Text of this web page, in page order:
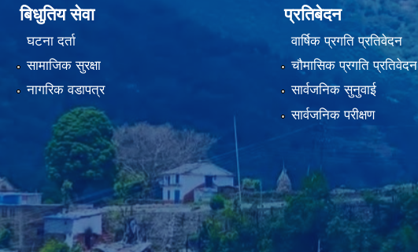
बिधुतिय सेवा
घटना दर्ता
सामाजिक सुरक्षा
नागरिक वडापत्र
प्रतिबेदन
वार्षिक प्रगति प्रतिवेदन
चौमासिक प्रगति प्रतिवेदन
सार्वजनिक सुनुवाई
सार्वजनिक परीक्षण